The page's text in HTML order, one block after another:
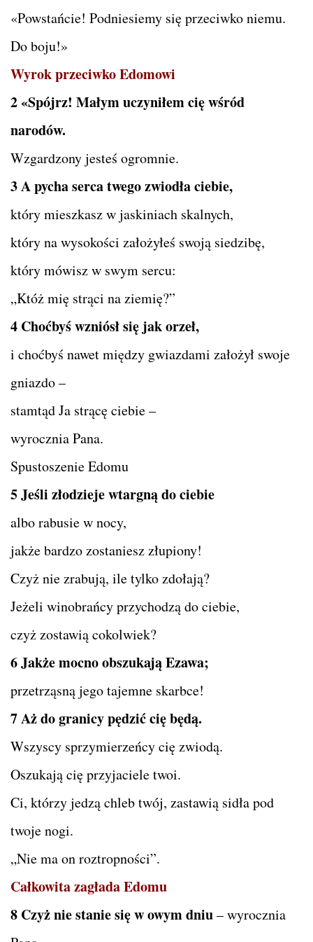
«Powstańcie! Podniesiemy się przeciwko niemu.
Do boju!»
Wyrok przeciwko Edomowi
2 «Spójrz! Małym uczyniłem cię wśród
narodów.
Wzgardzony jesteś ogromnie.
3 A pycha serca twego zwiodła ciebie,
który mieszkasz w jaskiniach skalnych,
który na wysokości założyłeś swoją siedzibę,
który mówisz w swym sercu:
„Któż mię strąci na ziemię?”
4 Choćbyś wzniósł się jak orzeł,
i choćbyś nawet między gwiazdami założył swoje
gniazdo –
stamtąd Ja strącę ciebie –
wyrocznia Pana.
Spustoszenie Edomu
5 Jeśli złodzieje wtargną do ciebie
albo rabusie w nocy,
jakże bardzo zostaniesz złupiony!
Czyż nie zrabują, ile tylko zdołają?
Jeżeli winobrańcy przychodzą do ciebie,
czyż zostawią cokolwiek?
6 Jakże mocno obszukają Ezawa;
przetrząsną jego tajemne skarbce!
7 Aż do granicy pędzić cię będą.
Wszyscy sprzymierzeńcy cię zwiodą.
Oszukają cię przyjaciele twoi.
Ci, którzy jedzą chleb twój, zastawią sidła pod
twoje nogi.
„Nie ma on roztropności”.
Całkowita zagłada Edomu
8 Czyż nie stanie się w owym dniu– wyrocznia